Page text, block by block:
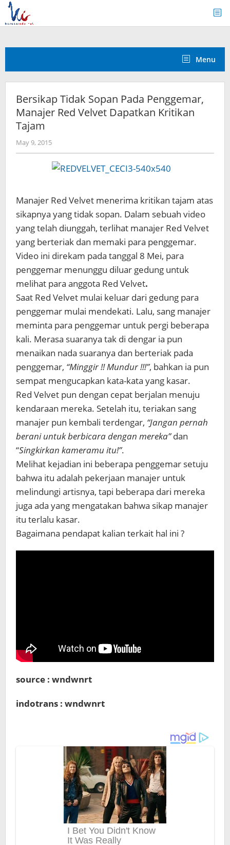
Skip
content
Menu
Bersikap Tidak Sopan Pada Penggemar,
Manajer Red Velvet Dapatkan Kritikan
Tajam
May 9, 2015by
Koreanindo
Manajer Red Velvet menerima kritikan tajam atas
sikapnya yang tidak sopan. Dalam sebuah video
yang telah diunggah, terlihat manajer Red Velvet
yang berteriak dan memaki para penggemar.
Video ini direkam pada tanggal 8 Mei, para
penggemar menunggu diluar gedung untuk
melihat para anggota Red Velvet.
Saat Red Velvet mulai keluar dari gedung para
penggemar mulai mendekati. Lalu, sang manajer
meminta para penggemar untuk pergi beberapa
kali. Merasa suaranya tak di dengar ia pun
menaikan nada suaranya dan berteriak pada
penggemar, “Minggir !! Mundur !!!”, bahkan ia pun
sempat mengucapkan kata-kata yang kasar.
Red Velvet pun dengan cepat berjalan menuju
kendaraan mereka. Setelah itu, teriakan sang
manajer pun kembali terdengar, “Jangan pernah
berani untuk berbicara dengan mereka”dan
“Singkirkan kameramu itu!”.
Melihat kejadian ini beberapa penggemar setuju
bahwa itu adalah pekerjaan manajer untuk
melindungi artisnya, tapi beberapa dari mereka
juga ada yang mengatakan bahwa sikap manajer
itu terlalu kasar.
Bagaimana pendapat kalian terkait hal ini ?
source : wndwnrt
indotrans : wndwnrt